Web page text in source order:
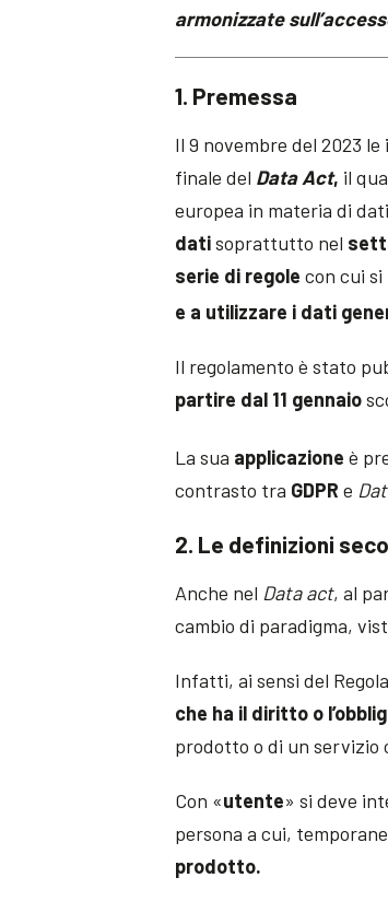
armonizzate
1. Premessa
Il 9 novembre del 2023
finale del Data Act, il
europea in materia di
datisoprattutto nel
serie di regole con cui
e a utilizzare i dati
Il regolamento è stato
partire dal 11 gennaio
La sua applicazione è
contrasto tra GDPR e
2. Le definizioni
Anche nel Data act, al
cambio di paradigma,
Infatti, ai sensi del
che ha il diritto o
prodotto o di un
Con «utente» si deve
persona a cui,
prodotto.